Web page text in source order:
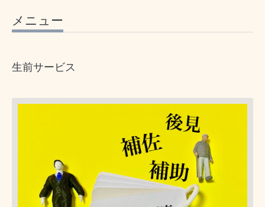
メニュー
生前サービス